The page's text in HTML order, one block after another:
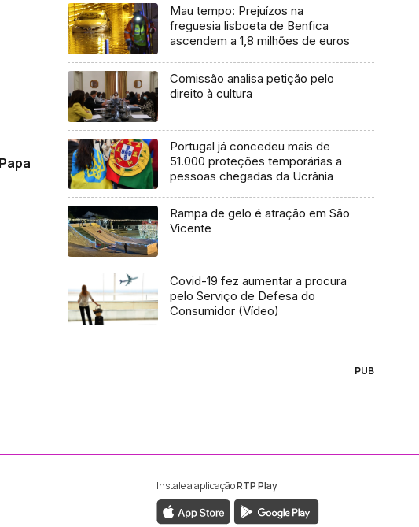
Mau tempo: Prejuízos na
freguesia lisboeta de Benfica
ascendem a 1,8 milhões de euros
Comissão analisa petição pelo
direito à cultura
Portugal já concedeu mais de
51.000 proteções temporárias a
pessoas chegadas da Ucrânia
Rampa de gelo é atração em São
Vicente
Covid-19 fez aumentar a procura
pelo Serviço de Defesa do
Consumidor (Vídeo)
PUB
Facebook da RTP Madeira
ao Instagram da RTP Madeira
Instale a aplicaçãoRTP Play